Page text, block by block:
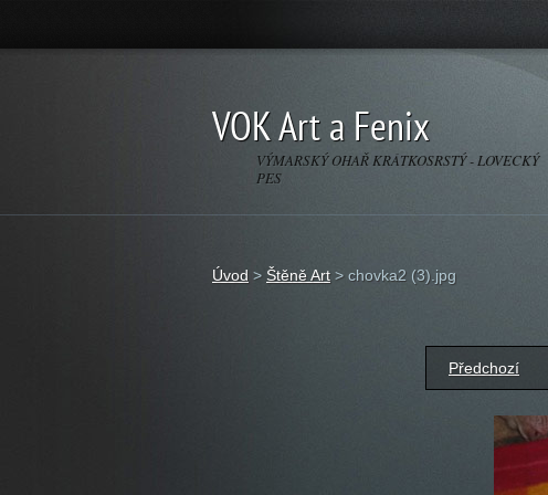
VOK Art a Fenix
VÝMARSKÝ OHAŘ KRÁTKOSRSTÝ - LOVECKÝ
PES
Úvod > Štěně Art >chovka2 (3).jpg
Předchozí